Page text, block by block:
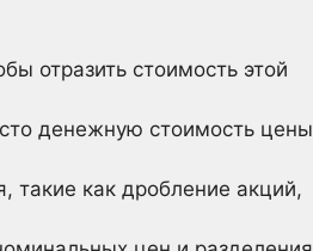
отразить стоимость этой
денежную стоимость цены
такие как дробление акций,